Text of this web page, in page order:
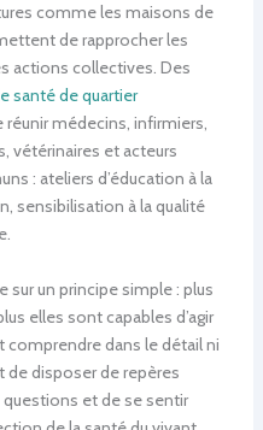
comme les maisons de
de rapprocher les
actions collectives. Des
santé de quartier
médecins, infirmiers,
vétérinaires et acteurs
: ateliers d’éducation à la
sensibilisation à la qualité
sur un principe simple : plus
elles sont capables d’agir
comprendre dans le détail ni
de disposer de repères
et de se sentir